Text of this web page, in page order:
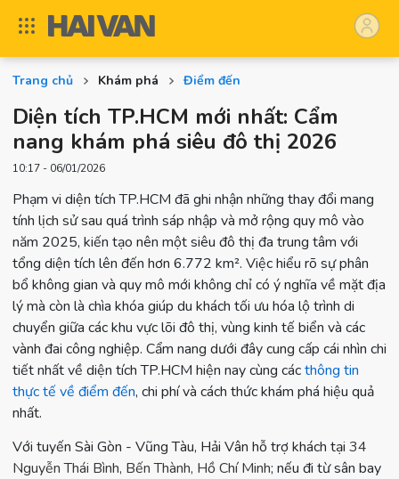
Trang chủ Khám phá Điểm đến
Diện tích TP.HCM mới nhất: Cẩm
nang khám phá siêu đô thị 2026
10:17 - 06/01/2026
Phạm vi diện tích TP.HCM đã ghi nhận những thay đổi mang
tính lịch sử sau quá trình sáp nhập và mở rộng quy mô vào
năm 2025, kiến tạo nên một siêu đô thị đa trung tâm với
tổng diện tích lên đến hơn 6.772 km². Việc hiểu rõ sự phân
bổ không gian và quy mô mới không chỉ có ý nghĩa về mặt địa
lý mà còn là chìa khóa giúp du khách tối ưu hóa lộ trình di
chuyển giữa các khu vực lõi đô thị, vùng kinh tế biển và các
vành đai công nghiệp. Cẩm nang dưới đây cung cấp cái nhìn chi
tiết nhất về diện tích TP.HCM hiện nay cùng cácthông tin
thực tế về điểm đến, chi phí và cách thức khám phá hiệu quả
nhất.
Với tuyến Sài Gòn - Vũng Tàu, Hải Vân hỗ trợ khách tại 34
Nguyễn Thái Bình, Bến Thành, Hồ Chí Minh; nếu đi từ sân bay